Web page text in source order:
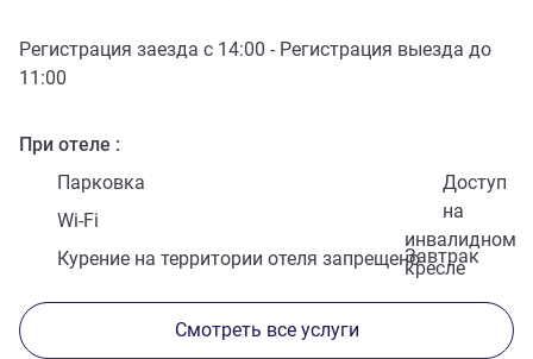
Регистрация заезда с 14:00 - Регистрация выезда до
11:00
При отеле
Парковка
Доступ
на
инвалидном
кресле
Wi-Fi
Завтрак
Курение на территории отеля запрещено
Смотреть все услуги